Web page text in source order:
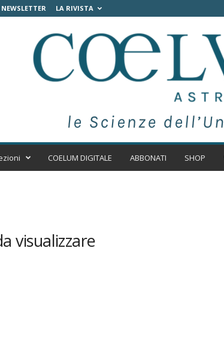
NEWSLETTER LA RIVISTA
COELUM DIGITALE ABBONATI SHOP
visualizzare